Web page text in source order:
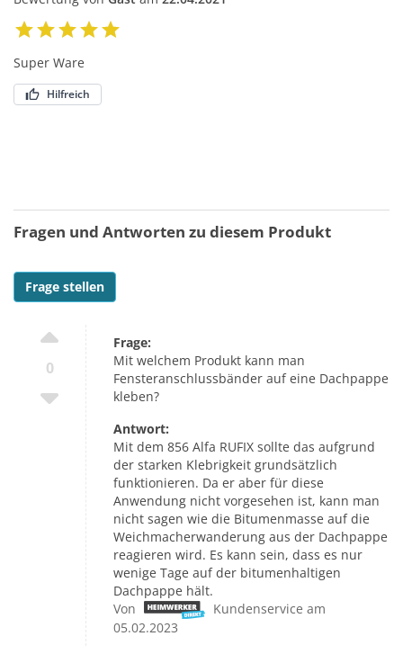
Super Ware
Hilfreich
Fragen und Antworten zu diesem Produkt
Frage stellen
0
Frage:
Mit welchem Produkt kann man
Fensteranschlussbänder auf eine Dachpappe
kleben?
Antwort:
Mit dem 856 Alfa RUFIX sollte das aufgrund
der starken Klebrigkeit grundsätzlich
funktionieren. Da er aber für diese
Anwendung nicht vorgesehen ist, kann man
nicht sagen wie die Bitumenmasse auf die
Weichmacherwanderung aus der Dachpappe
reagieren wird. Es kann sein, dass es nur
wenige Tage auf der bitumenhaltigen
Dachpappe hält.
Von
Kundenservice am
05.02.2023